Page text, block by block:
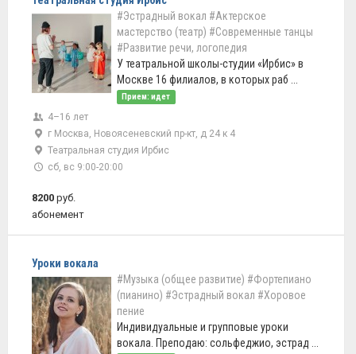
#Эстрадный вокал #Актерское
мастерство (театр) #Современные танцы
#Развитие речи, логопедия
У театральной школы-студии «Ирбис» в
Москве 16 филиалов, в которых раб ...
Прием: идет
4–16 лет
г Москва, Новоясеневский пр-кт, д 24 к 4
Театральная студия Ирбис
сб, вс 9:00-20:00
8200 руб.
абонемент
Уроки вокала
#Музыка (общее развитие) #Фортепиано
(пианино) #Эстрадный вокал #Хоровое
пение
Индивидуальные и групповые уроки
вокала. Преподаю: сольфеджио, эстрад ...